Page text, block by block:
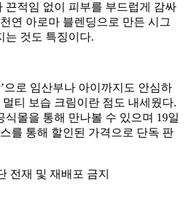
끈적임 없이 피부를 부드럽게 감싸
연 아로마 블렌딩으로 만든 시그
는 것도 특징이다.
으로 임산부나 아이까지도 안심하
티 보습 크림이란 점도 내세웠다.
몰을 통해 만나볼 수 있으며 19일
를 통해 할인된 가격으로 단독 판
전재 및 재배포 금지